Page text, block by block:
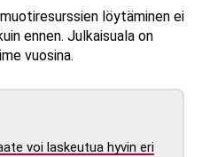
löytäminen ei
ennen. Julkaisuala on
vuosina.
voi laskeutua hyvin eri